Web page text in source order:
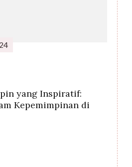
yang Inspiratif:
Kepemimpinan di